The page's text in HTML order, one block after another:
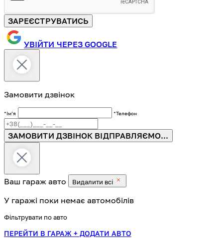
ЗАРЕЄСТРУВАТИСЬ
УВІЙТИ ЧЕРЕЗ GOOGLE
Замовити дзвінок
*Імʼя *Телефон
ЗАМОВИТИ ДЗВІНОК ВІДПРАВЛЯЄМО...
Ваш гараж авто Видалити всі
У гаражі поки немає автомобілів
Фільтрувати по авто
ПЕРЕЙТИ В ГАРАЖ + ДОДАТИ АВТО